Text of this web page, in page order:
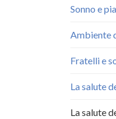
Sonno e
Ambiente
Fratelli e
La salute
La salute